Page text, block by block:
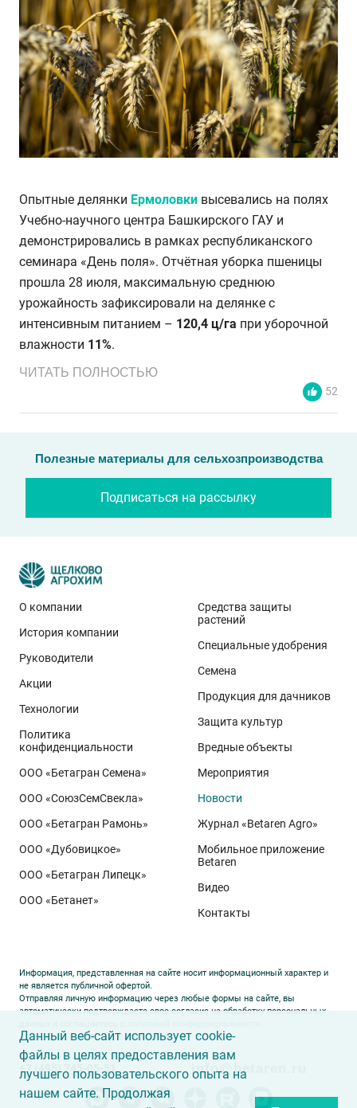
Опытные делянки Ермоловки высевались на полях
Учебно-научного центра Башкирского ГАУ и
демонстрировались в рамках республиканского
семинара «День поля». Отчётная уборка пшеницы
прошла 28 июля, максимальную среднюю
урожайность зафиксировали на делянке с
интенсивным питанием – 120,4 ц/га при уборочной
влажности 11%.
Эти результаты особенно показательны для
условий Приволжского федерального округа. Они
демонстрируют, что потенциал интенсивного сорта
реализуется при грамотном управлении
технологией: сбалансированном минеральном
питании, эффективной защите растений и точном
относится к новому поколению сортов орловского
биотипа озимой пшеницы. Это достижение
департамента селекции и семеноводства «Щёлково
Агрохим». Ей принадлежит рекорд
полученный в Орловской области в 2025 году.
Ермоловка максимально отзывчива на приёмы
интенсификации. Внесена в Государственный реестр
массивный поникающий колос и высокая
озернённость – до50–80
30у традиционных сортов. Именно такая
архитектура растения позволяет эффективно
использовать высокий агрофон и формировать
урожай, недостижимый для прежних селекционных
образцов.
ЧИТАТЬ ПОЛНОСТЬЮ
52
Полезные материалы для сельхозпроизводства
Подписаться на рассылку
О компании
История компании
Руководители
Акции
Технологии
Политика
конфиденциальности
ООО «Бетагран Семена»
ООО «СоюзСемСвекла»
ООО «Бетагран Рамонь»
ООО «Дубовицкое»
ООО «Бетагран Липецк»
ООО «Бетанет»
Средства защиты
растений
Специальные удобрения
Семена
Продукция для дачников
Защита культур
Вредные объекты
Мероприятия
Новости
Журнал «Betaren Agro»
Мобильное приложение
Betaren
Видео
Контакты
Информация, представленная на сайте носит информационный характер и
не является публичной офертой.
Отправляя личную информацию через любые формы на сайте, вы
автоматически подтверждаете свое согласие на обработку персональных
info@betaren.ru
Данный веб-сайт использует cookie-
файлы в целях предоставления вам
лучшего пользовательского опыта на
нашем сайте. Продолжая